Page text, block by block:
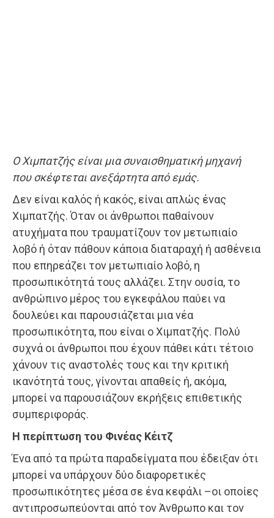
Ο Χιμπατζής είναι μια συναισθηματική μηχανή
που σκέφτεται ανεξάρτητα από εμάς.
Δεν είναι καλός ή κακός, είναι απλώς ένας
Χιμπατζής. Όταν οι άνθρωποι παθαίνουν
ατυχήματα που τραυματίζουν τον μετωπιαίο
λοβό ή όταν πάθουν κάποια διαταραχή ή ασθένεια
που επηρεάζει τον μετωπιαίο λοβό, η
προσωπικότητά τους αλλάζει. Στην ουσία, το
ανθρώπινο μέρος του εγκεφάλου παύει να
δουλεύει και παρουσιάζεται μια νέα
προσωπικότητα, που είναι ο Χιμπατζής. Πολύ
συχνά οι άνθρωποι που έχουν πάθει κάτι τέτοιο
χάνουν τις αναστολές τους και την κριτική
ικανότητά τους, γίνονται απαθείς ή, ακόμα,
μπορεί να παρουσιάζουν εκρήξεις επιθετικής
συμπεριφοράς.
Η περίπτωση του Φινέας Κέιτζ
Ένα από τα πρώτα παραδείγματα που έδειξαν ότι
μπορεί να υπάρχουν δύο διαφορετικές
προσωπικότητες μέσα σε ένα κεφάλι –οι οποίες
αντιπροσωπεύονται από τον Άνθρωπο και τον